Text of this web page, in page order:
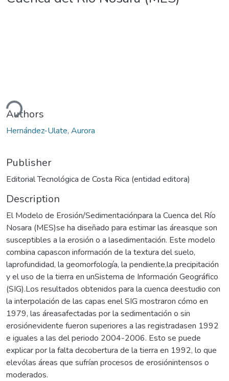
Authors
Hernández-Ulate, Aurora
Publisher
Editorial Tecnológica de Costa Rica (entidad editora)
Description
El Modelo de Erosión/Sedimentaciónpara la Cuenca del Río
Nosara (MES)se ha diseñado para estimar las áreasque son
susceptibles a la erosión o a lasedimentación. Este modelo
combina capascon información de la textura del suelo,
laprofundidad, la geomorfología, la pendiente,la precipitación
y el uso de la tierra en unSistema de Información Geográfico
(SIG).Los resultados obtenidos para la cuenca deestudio con
la interpolación de las capas enel SIG mostraron cómo en
1979, las áreasafectadas por la sedimentación o sin
erosiónevidente fueron superiores a las registradasen 1992
e iguales a las del periodo 2004-2006. Esto se puede
explicar por la falta decobertura de la tierra en 1992, lo que
elevólas áreas que sufrían procesos de erosiónintensos o
moderados.